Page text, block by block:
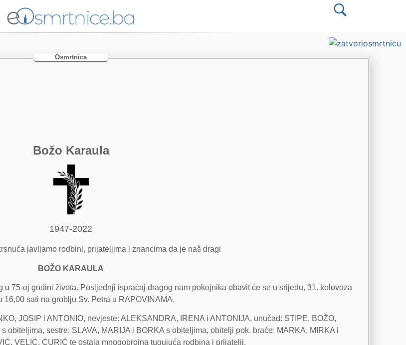
Osmrtnica
Božo Karaula
1947-2022
javljamo rodbini, prijateljima i znancima da je naš dragi
BOŽO KARAULA
75-oj godini života. Posljednji ispraćaj dragog nam pokojnika obavit će se u srijedu, 31. kolovoza
16,00 sati na groblju Sv. Petra u RAPOVINAMA.
JOSIP i ANTONIO, nevjeste: ALEKSANDRA, IRENA i ANTONIJA, unučad: STIPE, BOŽO,
obiteljima, sestre: SLAVA, MARIJA i BORKA s obiteljima, obitelji pok. braće: MARKA, MIRKA i
VELIĆ, ĆURIĆ te ostala mnogobrojna tugujuća rodbina i prijatelji.